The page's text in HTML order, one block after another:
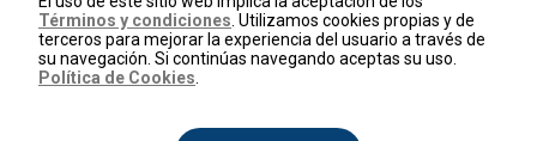
Teléfono+57 (601) 426 92 92
Términos y condiciones
Términos y condiciones . Utilizamos cookies propias y de
terceros para mejorar la experiencia del usuario a través de
su navegación. Si continúas navegando aceptas su uso.
Política de Cookies